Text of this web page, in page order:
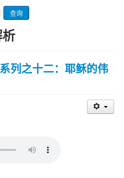
查询
列之十二：耶稣的伟